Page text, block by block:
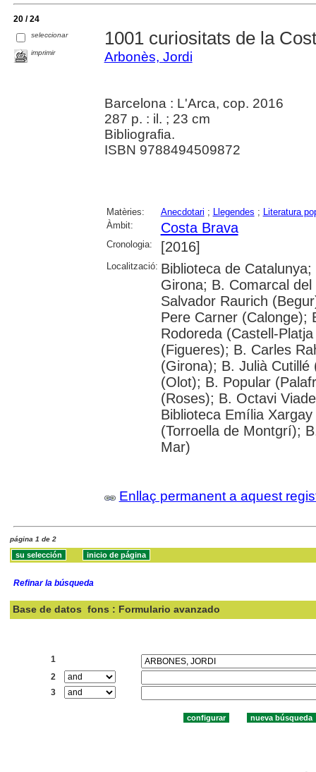
20 / 24
seleccionar
imprimir
1001 curiositats de la
Arbonès, Jordi
Barcelona : L'Arca, cop. 2016
287 p. : il. ; 23 cm
Bibliografia.
ISBN 9788494509872
Matèries: Anecdotari ; Llegendes ; Literatura
Àmbit:
Costa Brava
Cronologia: [2016]
Localització: Biblioteca de
Girona; B. Comarcal
Salvador Raurich
Pere Carner (Calonge);
Rodoreda (Castell-
(Figueres); B. Carles
(Girona); B. Julià
(Olot); B. Popular
(Roses); B. Octavi
Biblioteca Emília
(Torroella de Montgrí);
Mar)
Enllaç permanent a aquest
página 1 de 2
Refinar la búsqueda
Base de datos fons : Formulario avanzado
1
2
3